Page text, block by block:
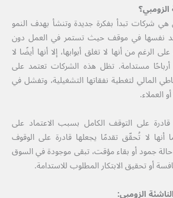
هي شركات تبدأ بفكرة جديدة وتنشأ بهدف النمو
تجد نفسها في موقف حيث تستمر في العمل دون
من أنها لا تغلق أبوابها، إلا أنها أيضًا لا
مستدامة. تظل هذه الشركات تعتمد على
المالي لتغطية نفقاتها التشغيلية، وتفشل في
العملاء.
على التوقف الكامل بسبب الاعتماد على
لا تُحقّق تقدمًا يجعلها قادرة على الوقوف
جمود أو بقاء مؤقت، تبقى موجودة في السوق
أو تحقيق الابتكار المطلوب للاستدامة.
الزومبي: